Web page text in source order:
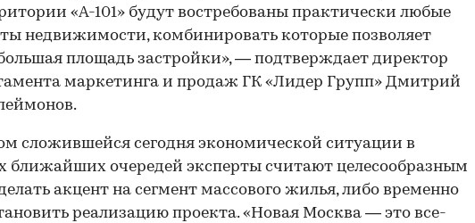
«А-101» будут востребованы практически любые
недвижимости, комбинировать которые позволяет
площадь застройки», — подтверждает директор
маркетинга и продаж ГК «Лидер Групп» Дмитрий
сложившейся сегодня экономической ситуации в
ближайших очередей эксперты считают целесообразным
акцент на сегмент массового жилья, либо временно
реализацию проекта. «Новая Москва — это все-